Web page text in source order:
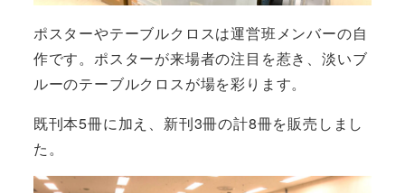
ポスターやテーブルクロスは運営班メンバーの自
作です。ポスターが来場者の注目を惹き、淡いブ
ルーのテーブルクロスが場を彩ります。
既刊本5冊に加え、新刊3冊の計8冊を販売しまし
た。